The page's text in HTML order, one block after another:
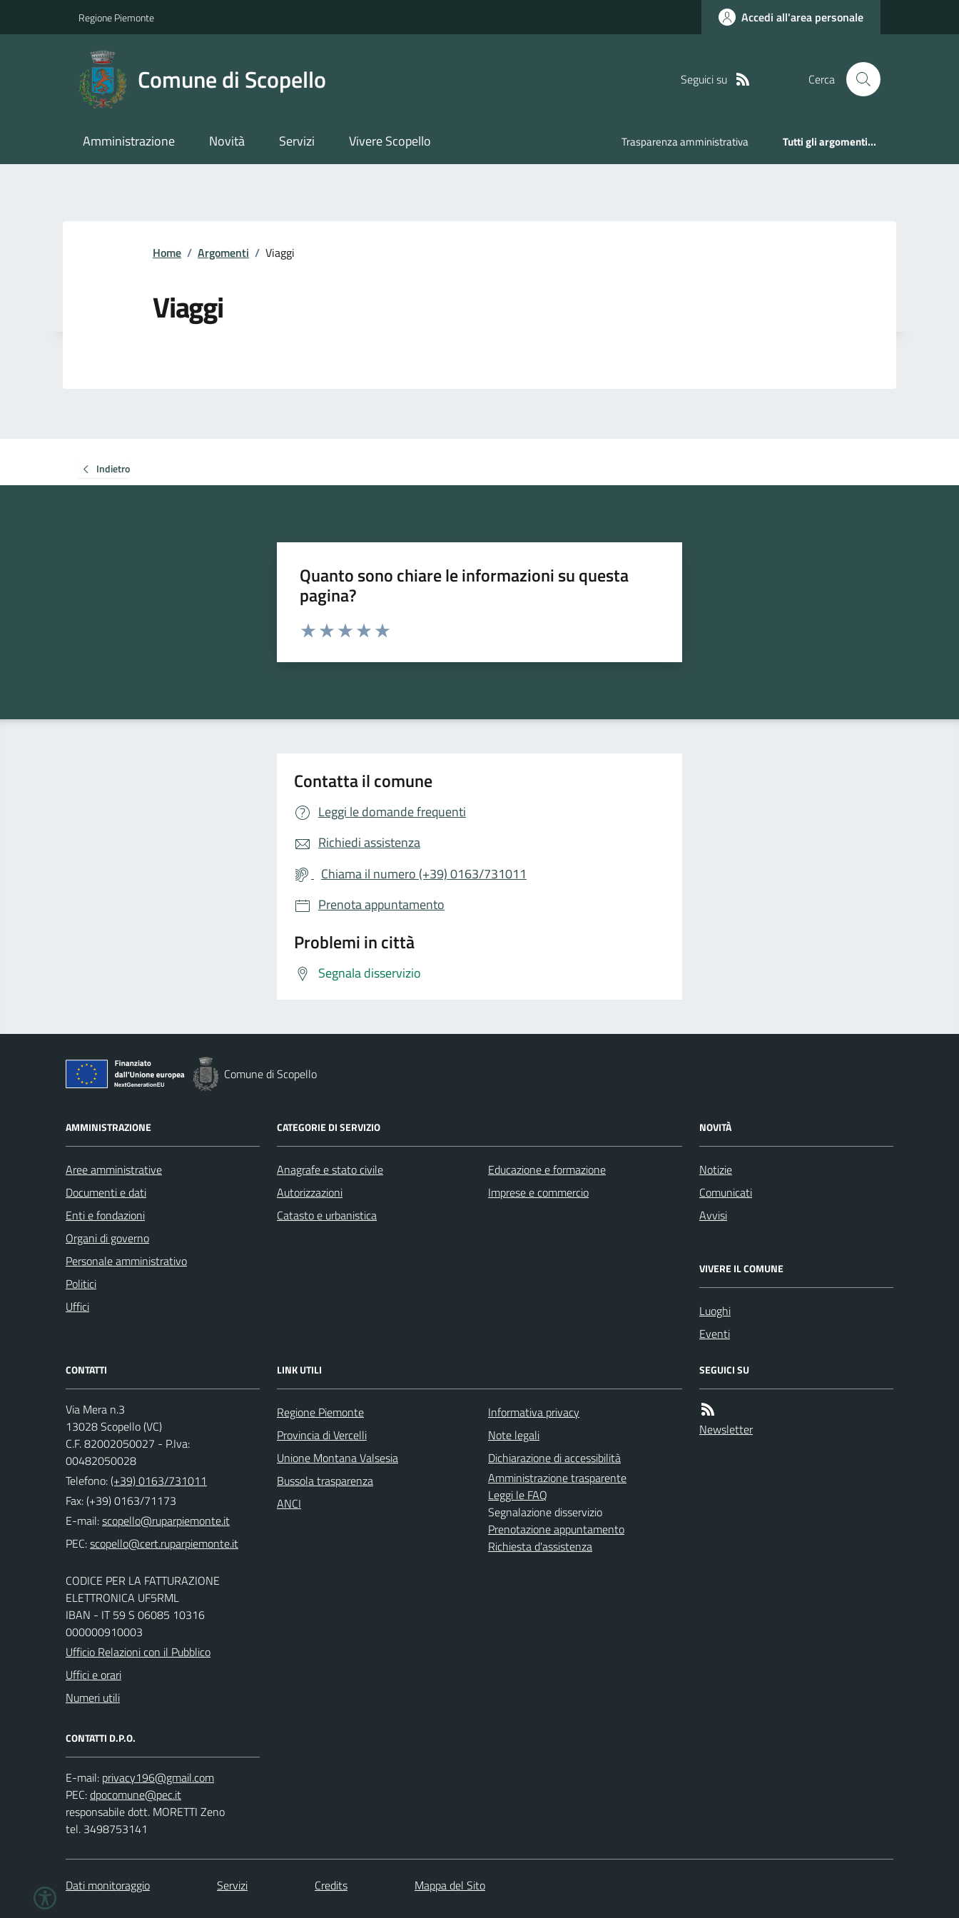
Regione Piemonte Accedi all'area personale
Comune di Scopello Seguici su Cerca
Amministrazione Novità Servizi Vivere Scopello Trasparenza amministrativa Tutti gli argomenti...
Home / Argomenti / Viaggi
Viaggi
Indietro
Quanto sono chiare le informazioni su questa
pagina?
Valuta da 1 a 5 stelle la pagina
Contatta il comune
Leggi le domande frequenti
Richiedi assistenza
Chiama il numero (+39) 0163/731011
Prenota appuntamento
Problemi in città
Segnala disservizio
Comune di Scopello
AMMINISTRAZIONE
Aree amministrative
Documenti e dati
Enti e fondazioni
Organi di governo
Personale amministrativo
Politici
Uffici
CATEGORIE DI SERVIZIO
Anagrafe e stato civile
Autorizzazioni
Catasto e urbanistica
Educazione e formazione
Imprese e commercio
NOVITÀ
Notizie
Comunicati
Avvisi
VIVERE IL COMUNE
Luoghi
Eventi
CONTATTI
Via Mera n.3
13028 Scopello (VC)
C.F. 82002050027 - P.Iva:
00482050028
Telefono:(+39) 0163/731011
Fax: (+39) 0163/71173
E-mail:
PEC:
CODICE PER LA FATTURAZIONE
ELETTRONICA UF5RML
IBAN - IT 59 S 06085 10316
000000910003
Ufficio Relazioni con il Pubblico
Uffici e orari
Numeri utili
CONTATTI D.P.O.
E-mail:
PEC:
responsabile dott. MORETTI Zeno
tel. 3498753141
LINK UTILI
Regione Piemonte
Provincia di Vercelli
Unione Montana Valsesia
Bussola trasparenza
ANCI
Informativa privacy
Note legali
Dichiarazione di accessibilità
Amministrazione trasparente
Leggi le FAQ
Segnalazione disservizio
Prenotazione appuntamento
Richiesta d'assistenza
SEGUICI SU
Newsletter
Dati monitoraggio Servizi Credits Mappa del Sito